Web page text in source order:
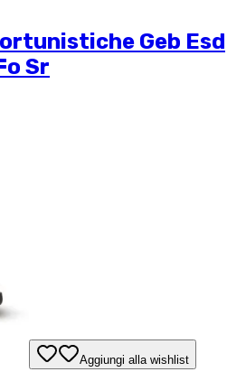
Geb Esd
Sr
Aggiungi alla wishlist